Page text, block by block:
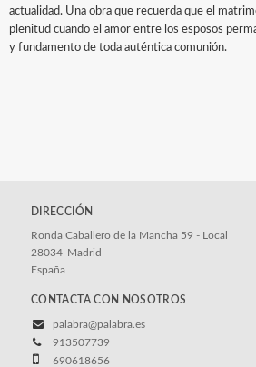
actualidad. Una obra que recuerda que el
plenitud cuando el amor entre los esposos
y fundamento de toda auténtica comunión.
DIRECCIÓN
Ronda Caballero de la Mancha 59 - Local
28034 Madrid
España
CONTACTA CON NOSOTROS
palabra@palabra.es
913507739
690618656